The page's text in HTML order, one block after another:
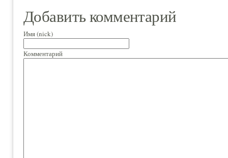
Добавить комментарий
Имя (nick)
Комментарий